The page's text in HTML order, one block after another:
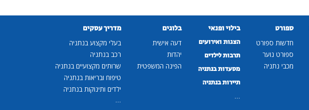
ספורט
חדשות ספורט
ספורט נוער
מכבי נתניה
בילוי ופנאי
הצגות ואירועים
תרבות לילדים
מסעדות בנתניה
תיירות בנתניה
...
בלוגים
דעה אישית
יהדות
הפינה המשפטית
מדריך עסקים
בעלי מקצוע בנתניה
רכב בנתניה
שרותים מקצועיים בנתניה
טיפוח ובריאות בנתניה
ילדים ותינוקות בנתניה
...